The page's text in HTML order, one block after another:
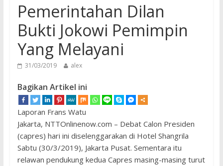
Pemerintahan Dilan
Bukti Jokowi Pemimpin
Yang Melayani
31/03/2019 alex
Bagikan Artikel ini
Laporan Frans Watu
‎Jakarta, NTTOnlinenow.com – Debat Calon Presiden
(capres) hari ini diselenggarakan di Hotel Shangrila
Sabtu (30/3/2019), Jakarta Pusat. Sementara itu
relawan pendukung kedua Capres masing-masing turut